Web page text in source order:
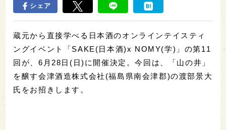
シェア
蔵元から直接学べる日本酒のオンラインテイスティ
ングイベント「SAKE(日本酒)x NOMY(学)」の第11
回が、6月28日(日)に開催決定。今回は、「山の井」
を醸す会津酒造株式会社(福島県南会津郡)の渡部景大
氏をお招きします。